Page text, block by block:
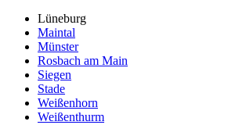
Lüneburg
Maintal
Münster
Rosbach am Main
Siegen
Stade
Weißenhorn
Weißenthurm